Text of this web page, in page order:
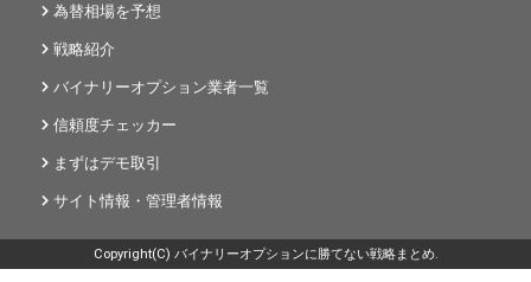
為替相場を予想
戦略紹介
バイナリーオプション業者一覧
信頼度チェッカー
まずはデモ取引
サイト情報・管理者情報
Copyright(C) バイナリーオプションに勝てない戦略まとめ.